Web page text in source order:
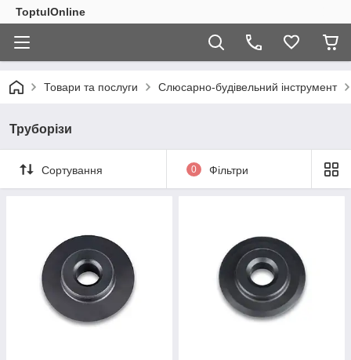
ToptulOnline
Товари та послуги Слюсарно-будівельний інструмент
Труборізи
Сортування 0 Фільтри